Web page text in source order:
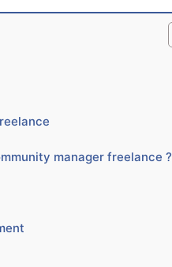
manager freelance ?